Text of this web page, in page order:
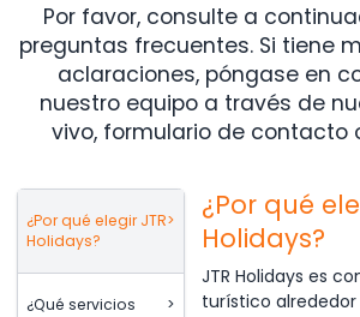
Por favor, consulte a
preguntas frecuentes. Si tiene
aclaraciones, póngase en
nuestro equipo a través de
vivo, formulario de contacto
¿Por qué elegir JTR
Holidays?
>
¿Qué servicios
>
¿Por qué
Holidays?
JTR Holidays es
turístico